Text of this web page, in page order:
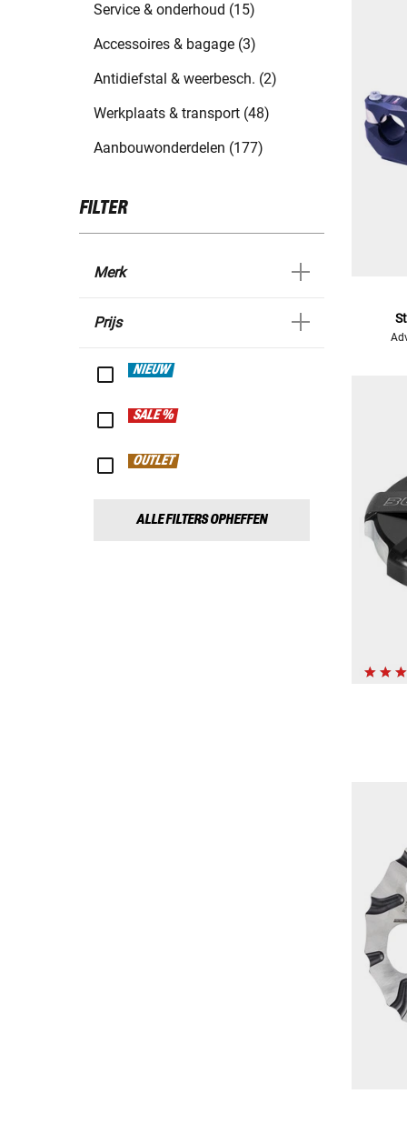
Service & onderhoud (15)
Accessoires & bagage (3)
Antidiefstal & weerbesch. (2)
Werkplaats & transport (48)
Aanbouwonderdelen (177)
FILTER
Merk
Prijs
NIEUW
SALE %
OUTLET
ALLE FILTERS OPHEFFEN